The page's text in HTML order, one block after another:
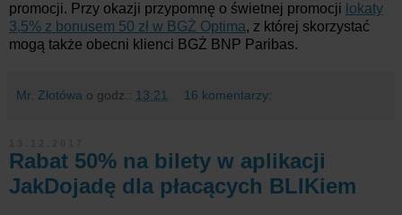
promocji. Przy okazji przypomnę o świetnej promocji lokaty
3,5% z bonusem 50 zł w BGŻ Optima, z której skorzystać
mogą także obecni klienci BGŻ BNP Paribas.
Mr. Złotówa o godz.: 13:21 16 komentarzy:
Rabat 50% na bilety w aplikacji
JakDojadę dla płacących BLIKiem